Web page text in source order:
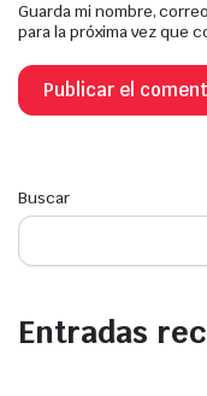
Guarda mi nombre,
para la próxima vez que
Buscar
Entradas